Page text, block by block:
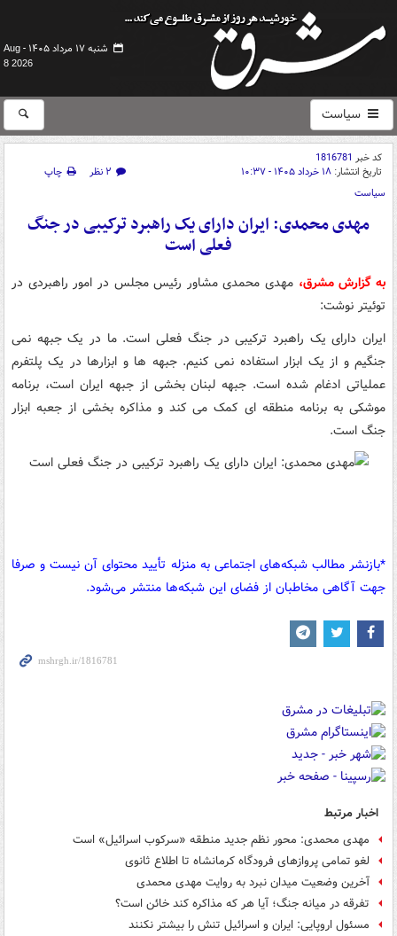
شنبه ۱۷ مرداد ۱۴۰۵ -
Aug
8 2026
سیاست
کد خبر 1816781
تاریخ انتشار: ۱۸ خرداد ۱۴۰۵ - ۱۰:۳۷ ۲ نظر
چاپ
سیاست
مهدی محمدی: ایران دارای یک راهبرد ترکیبی در جنگ
فعلی است
به گزارش مشرق، مهدی محمدی مشاور رئیس مجلس در امور راهبردی در
توئیتر نوشت:
ایران دارای یک راهبرد ترکیبی در جنگ فعلی است. ما در یک جبهه نمی
جنگیم و از یک ابزار استفاده نمی کنیم. جبهه ها و ابزارها در یک پلتفرم
عملیاتی ادغام شده است. جبهه لبنان بخشی از جبهه ایران است، برنامه
موشکی به برنامه منطقه ای کمک می کند و مذاکره بخشی از جعبه ابزار
جنگ است.
*بازنشر مطالب شبکه‌های اجتماعی به منزله تأیید محتوای آن نیست و صرفا
جهت آگاهی مخاطبان از فضای این شبکه‌ها منتشر می‌شود.
اخبار مرتبط
مهدی محمدی: محور نظم جدید منطقه «سرکوب اسرائیل» است
لغو تمامی پروازهای فرودگاه کرمانشاه تا اطلاع ثانوی
آخرین وضعیت میدان نبرد به روایت مهدی محمدی
تفرقه در میانه جنگ؛ آیا هر که مذاکره کند خائن است؟
مسئول اروپایی: ایران و اسرائیل تنش را بیشتر نکنند